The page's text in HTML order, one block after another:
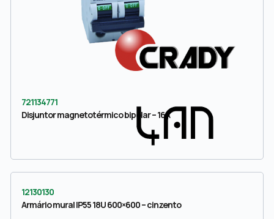
721134771
Disjuntor magnetotérmico bipolar – 16A
12130130
Armário mural IP55 18U 600×600 – cinzento